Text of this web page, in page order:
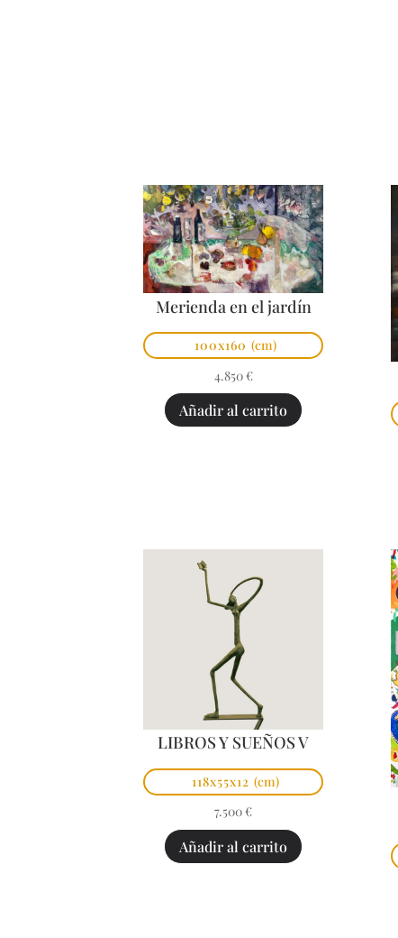
Merienda en el jardín
100x160 (cm)
4.850 €
Añadir al carrito
LIBROS Y SUEÑOS V
118x55x12 (cm)
7.500 €
Añadir al carrito